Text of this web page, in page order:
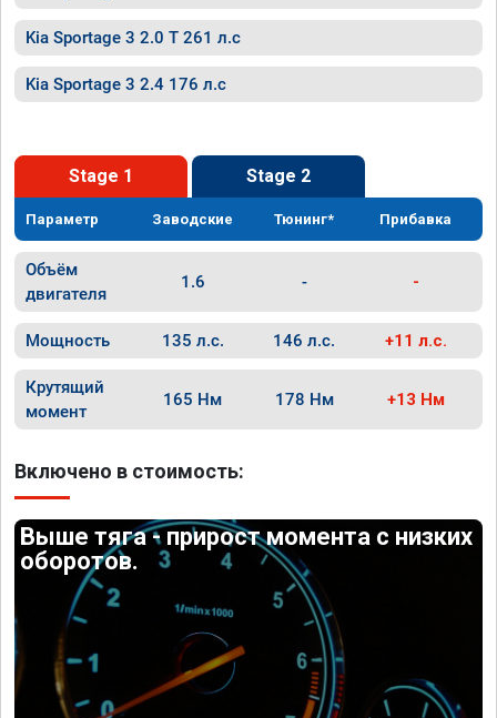
Kia Sportage 3 2.0 T 261 л.с
Kia Sportage 3 2.4 176 л.с
Stage 1 Stage 2
Параметр Заводские Тюнинг* Прибавка
Объём
двигателя
1.6 - -
Мощность 135 л.с. 146 л.с. +11 л.с.
Крутящий
момент
165 Нм 178 Нм +13 Нм
Включено в стоимость:
Выше тяга - прирост момента с низких
оборотов.